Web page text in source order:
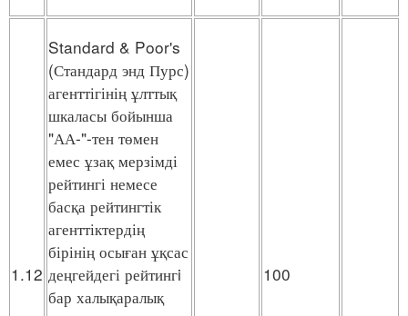
1.12
Standard & Poor's
(Стандард энд Пурс)
агенттігінің ұлттық
шкаласы бойынша
"АА-"-тен төмен
емес ұзақ мерзімді
рейтингі немесе
басқа рейтингтік
агенттіктердің
бірінің осыған ұқсас
деңгейдегі рейтингi
бар халықаралық
100